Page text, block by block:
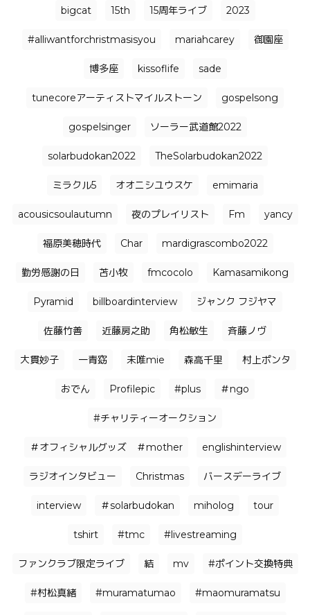
bigcat 15th 15周年ライブ 2023
#alliwantforchristmasisyou mariahcarey 御園座
博多座 kissoflife sade
tunecoreアーティストマイルストーン gospelsong
gospelsinger ソーラー武道館2022
solarbudokan2022 TheSolarbudokan2022
ミラクル5 オオニシユウスケ emimaria
acousicsoulautumn 夜のプレイリスト Fm yancy
福原美穂時代 Char mardigrascombo2022
勤労感謝の日 苫小牧 fmcocolo Kamasamikong
Pyramid billboardinterview ジャンク フジヤマ
佐藤竹善 近藤房之助 角松敏生 ⻫藤ノヴ
大貫妙子 一青窈 未唯mie 森高千里 村上ポンタ
おでん Profilepic #plus ＃ngo
#チャリティーオークション
＃オフィシャルグッズ ＃mother englishinterview
ラジオインタビュー Christmas バースデーライブ
interview ＃solarbudokan miholog tour
tshirt #tmc #livestreaming
ファンクラブ限定ライブ 結 mv #ポイント交換特典
#村松真緒 #muramatumao #maomuramatsu